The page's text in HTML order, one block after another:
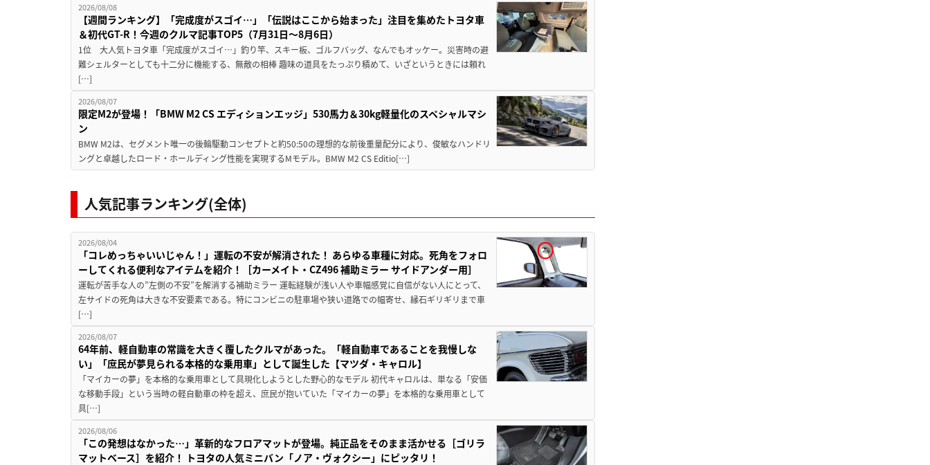
2026/08/08
【週間ランキング】「完成度がスゴイ…」「伝説はここから始まった」注目を集めたトヨタ車
＆初代GT-R！今週のクルマ記事TOP5（7月31日〜8月6日）
1位 大人気トヨタ車「完成度がスゴイ…」釣り竿、スキー板、ゴルフバッグ、なんでもオッケー。災害時の避
難シェルターとしても十二分に機能する、無敵の相棒 趣味の道具をたっぷり積めて、いざというときには頼れ
[…]
2026/08/07
限定M2が登場！「BMW M2 CS エディションエッジ」530馬力＆30kg軽量化のスペシャルマシ
ン
BMW M2は、セグメント唯一の後輪駆動コンセプトと約50:50の理想的な前後重量配分により、俊敏なハンドリ
ングと卓越したロード・ホールディング性能を実現するMモデル。BMW M2 CS Editio[…]
人気記事ランキング(全体)
2026/08/04
「コレめっちゃいいじゃん！」運転の不安が解消された！ あらゆる車種に対応。死角をフォロ
ーしてくれる便利なアイテムを紹介！［カーメイト・CZ496 補助ミラー サイドアンダー用］
運転が苦手な人の”左側の不安”を解消する補助ミラー 運転経験が浅い人や車幅感覚に自信がない人にとって、
左サイドの死角は大きな不安要素である。特にコンビニの駐車場や狭い道路での幅寄せ、縁石ギリギリまで車
[…]
2026/08/07
64年前、軽自動車の常識を大きく覆したクルマがあった。「軽自動車であることを我慢しな
い」「庶民が夢見られる本格的な乗用車」として誕生した【マツダ・キャロル】
「マイカーの夢」を本格的な乗用車として具現化しようとした野心的なモデル 初代キャロルは、単なる「安価
な移動手段」という当時の軽自動車の枠を超え、庶民が抱いていた「マイカーの夢」を本格的な乗用車として
具[…]
2026/08/06
「この発想はなかった…」革新的なフロアマットが登場。純正品をそのまま活かせる［ゴリラ
マットベース］を紹介！ トヨタの人気ミニバン「ノア・ヴォクシー」にピッタリ！